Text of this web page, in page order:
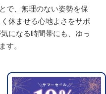
で、無理のない姿勢を保
休ませる心地よさをサポ
になる時間帯にも、ゆっ
す。